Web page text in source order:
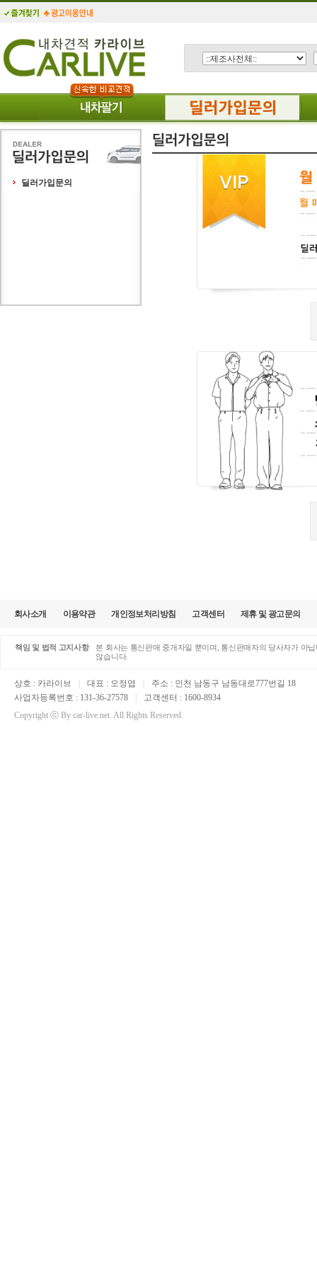
딜러가입문의
회사소개 이용약관 개인정보처리방침 고객센터 제휴 및 광고문의
책임 및 법적 고지사항
본 회사는 통신판매 중개자일 뿐이며, 통신판매자의 당사자가 아
않습니다.
상호 : 카라이브 대표 : 오정엽
주소 : 인천 남동구 남동대로777번길 18
사업자등록번호 : 131-36-27578
고객센터 : 1600-8934
Copyright ⓒ By car-live.net. All Rights Reserved.